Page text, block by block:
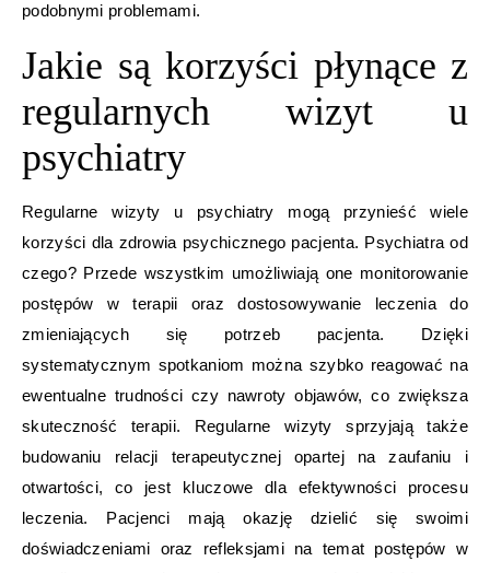
podobnymi problemami.
Jakie są korzyści płynące z
regularnych wizyt u
psychiatry
Regularne wizyty u psychiatry mogą przynieść wiele
korzyści dla zdrowia psychicznego pacjenta. Psychiatra od
czego? Przede wszystkim umożliwiają one monitorowanie
postępów w terapii oraz dostosowywanie leczenia do
zmieniających się potrzeb pacjenta. Dzięki
systematycznym spotkaniom można szybko reagować na
ewentualne trudności czy nawroty objawów, co zwiększa
skuteczność terapii. Regularne wizyty sprzyjają także
budowaniu relacji terapeutycznej opartej na zaufaniu i
otwartości, co jest kluczowe dla efektywności procesu
leczenia. Pacjenci mają okazję dzielić się swoimi
doświadczeniami oraz refleksjami na temat postępów w